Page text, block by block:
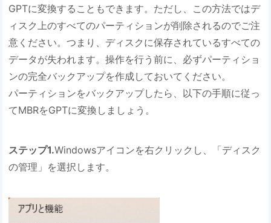
GPTに変換することもできます。ただし、この方法ではデ
ィスク上のすべてのパーティションが削除されるのでご注
意ください。つまり、ディスクに保存されているすべての
データが失われます。操作を行う前に、必ずパーティショ
ンの完全バックアップを作成しておいてください。
パーティションをバックアップしたら、以下の手順に従っ
てMBRをGPTに変換しましょう。
ステップ1.Windowsアイコンを右クリックし、「ディスク
の管理」を選択します。